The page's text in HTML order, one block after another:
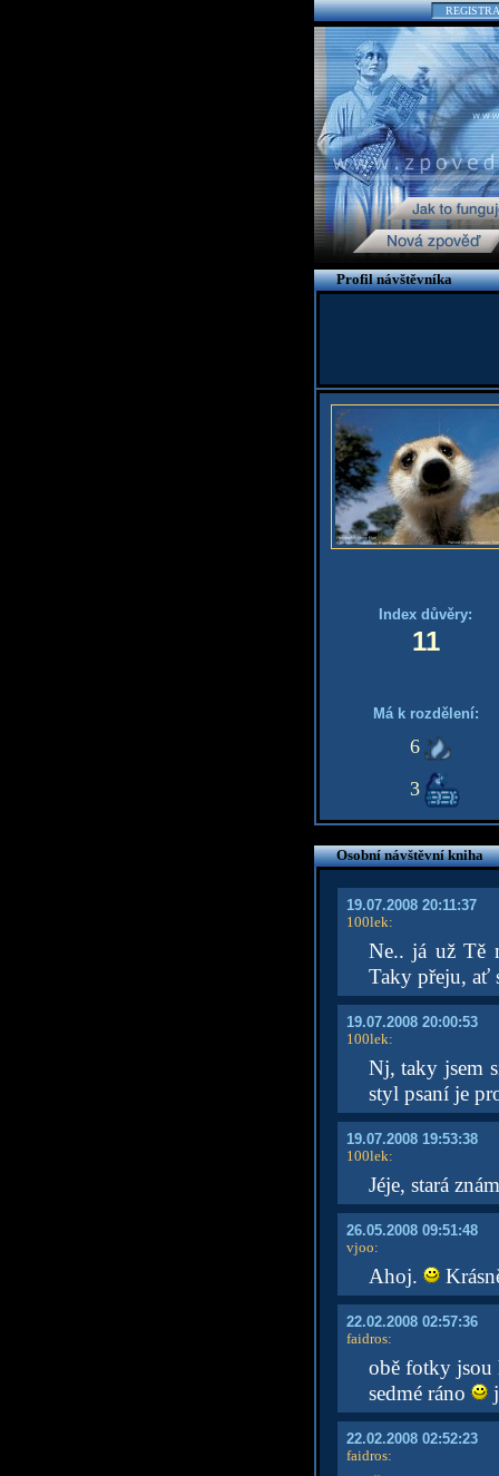
Profil návštěvníka
Index důvěry:
11
Má k rozdělení:
6
3
Osobní návštěvní kniha
19.07.2008 20:11:37
100lek:
Ne.. já už Tě
Taky přeju, ať
19.07.2008 20:00:53
100lek:
Nj, taky jsem
styl psaní je
19.07.2008 19:53:38
100lek:
Jéje, stará
26.05.2008 09:51:48
vjoo:
Ahoj.
22.02.2008 02:57:36
faidros:
obě fotky jsou
sedmé ráno
22.02.2008 02:52:23
faidros: